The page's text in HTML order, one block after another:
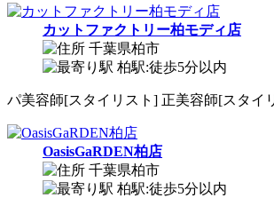
カットファクトリー柏モディ店
千葉県柏市
柏駅:徒歩5分以内
パ美容師[スタイリスト] 正美容師[スタイ
OasisGaRDEN柏店
千葉県柏市
柏駅:徒歩5分以内